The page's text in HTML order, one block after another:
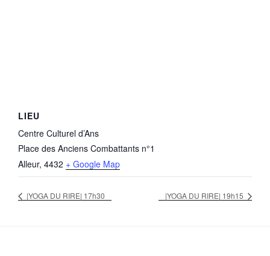
LIEU
Centre Culturel d’Ans
Place des Anciens Combattants n°1
Alleur, 4432 + Google Map
|YOGA DU RIRE| 17h30 |YOGA DU RIRE| 19h15